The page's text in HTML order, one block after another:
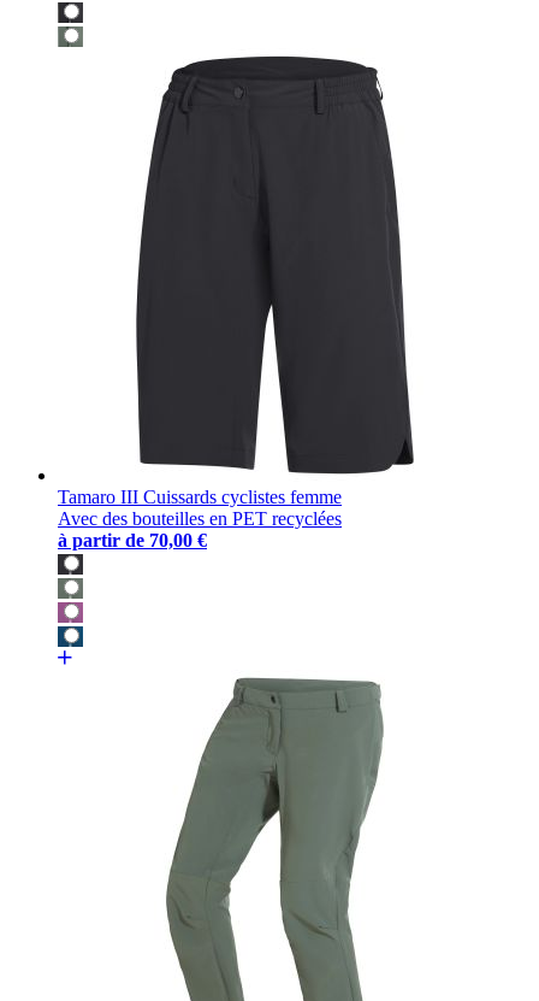
Tamaro III Cuissards cyclistes femme
Avec des bouteilles en PET recyclées
à partir de 70,00 €